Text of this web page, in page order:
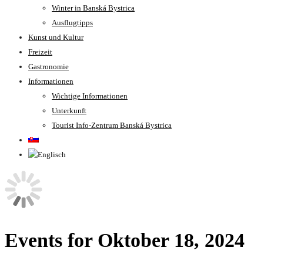
Winter in Banská Bystrica
Ausflugtipps
Kunst und Kultur
Freizeit
Gastronomie
Informationen
Wichtige Informationen
Unterkunft
Tourist Info-Zentrum Banská Bystrica
Events for Oktober 18, 2024